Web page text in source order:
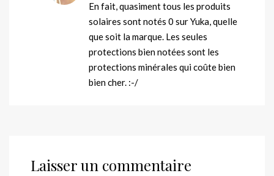
En fait, quasiment tous les produits
solaires sont notés 0 sur Yuka, quelle
que soit la marque. Les seules
protections bien notées sont les
protections minérales qui coûte bien
bien cher. :-/
Laisser un commentaire